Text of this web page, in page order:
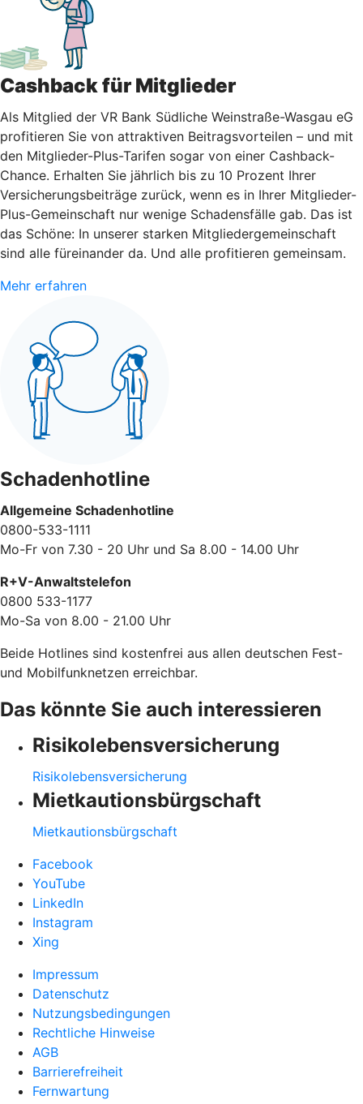
Cashback für Mitglieder
Als Mitglied der VR Bank Südliche Weinstraße-Wasgau eG
profitieren Sie von attraktiven Beitragsvorteilen – und mit
den Mitglieder-Plus-Tarifen sogar von einer Cashback-
Chance. Erhalten Sie jährlich bis zu 10 Prozent Ihrer
Versicherungsbeiträge zurück, wenn es in Ihrer Mitglieder-
Plus-Gemeinschaft nur wenige Schadensfälle gab. Das ist
das Schöne: In unserer starken Mitgliedergemeinschaft
sind alle füreinander da. Und alle profitieren gemeinsam.
Mehr erfahren
Schadenhotline
Allgemeine Schadenhotline
0800-533-1111
Mo-Fr von 7.30 - 20 Uhr und Sa 8.00 - 14.00 Uhr
R+V-Anwaltstelefon
0800 533-1177
Mo-Sa von 8.00 - 21.00 Uhr
Beide Hotlines sind kostenfrei aus allen deutschen Fest-
und Mobilfunknetzen erreichbar.
Das könnte Sie auch interessieren
Risikolebensversicherung
Risikolebensversicherung
Mietkautionsbürgschaft
Mietkautionsbürgschaft
Facebook
YouTube
LinkedIn
Instagram
Xing
Impressum
Datenschutz
Nutzungsbedingungen
Rechtliche Hinweise
AGB
Barrierefreiheit
Fernwartung